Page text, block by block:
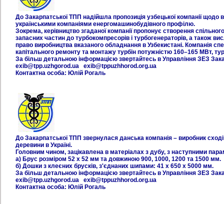
До Закарпатської ТПП надійшла пропозиція узбецької компанії щодо
українськими компаніями енергомашинобудівного профілю.
Зокрема, керівництво згаданої компанії пропонує створення
запасних частин до турбокомпресорів і турбогенераторів, а також
право виробництва вказаного обладнання в Узбекистані. Компанія
капітального ремонту та монтажу турбін потужністю 160–165 МВт,
За більш детальною інформацією звертайтесь в Управління ЗЕЗ
exib@tpp.uzhgorod.ua exib@tppuzhhorod.org.ua
Контактна особа: Юлій Рогаль
До Закарпатської ТПП звернулася данська компанія – виробник
деревини в Україні.
Головним чином, зацікавлена в матеріалах з дубу, з наступними
а) Брус розміром 52 x 52 мм та довжиною 900, 1000, 1200 та 1500 мм.
б) Дошки з клеєних брусків, з'єднаних шипами: 41 x 650 x 5000 мм.
За більш детальною інформацією звертайтесь в Управління ЗЕЗ
exib@tpp.uzhgorod.ua exib@tppuzhhorod.org.ua
Контактна особа: Юлій Рогаль